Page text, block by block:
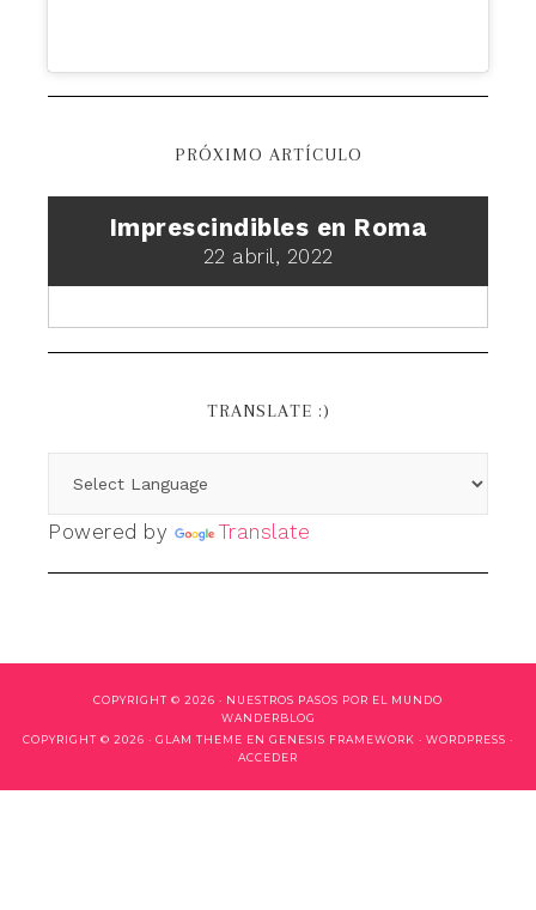
PRÓXIMO ARTÍCULO
Imprescindibles en Roma
22 abril, 2022
TRANSLATE :)
Powered by Translate
COPYRIGHT © 2026 · NUESTROS PASOS POR EL MUNDO
WANDERBLOG
COPYRIGHT © 2026 · GLAM THEME EN GENESIS FRAMEWORK · WORDPRESS ·
ACCEDER